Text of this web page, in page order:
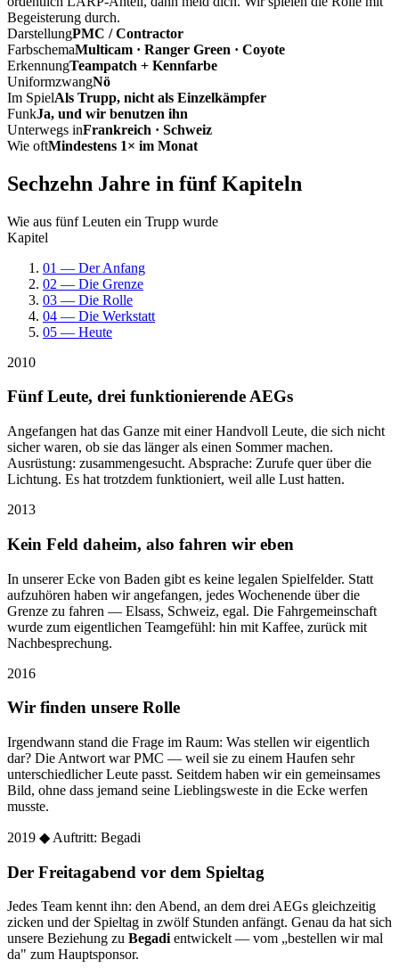
Begeisterung durch.
DarstellungPMC / Contractor
FarbschemaMulticam · Ranger Green · Coyote
ErkennungTeampatch + Kennfarbe
UniformzwangNö
Im SpielAls Trupp, nicht als Einzelkämpfer
FunkJa, und wir benutzen ihn
Unterwegs inFrankreich · Schweiz
Wie oftMindestens 1× im Monat
Sechzehn Jahre in fünf Kapiteln
Wie aus fünf Leuten ein Trupp wurde
Kapitel
01 — Der Anfang
02 — Die Grenze
03 — Die Rolle
04 — Die Werkstatt
05 — Heute
2010
Fünf Leute, drei funktionierende AEGs
Angefangen hat das Ganze mit einer Handvoll Leute, die sich nicht
sicher waren, ob sie das länger als einen Sommer machen.
Ausrüstung: zusammengesucht. Absprache: Zurufe quer über die
Lichtung. Es hat trotzdem funktioniert, weil alle Lust hatten.
2013
Kein Feld daheim, also fahren wir eben
In unserer Ecke von Baden gibt es keine legalen Spielfelder. Statt
aufzuhören haben wir angefangen, jedes Wochenende über die
Grenze zu fahren — Elsass, Schweiz, egal. Die Fahrgemeinschaft
wurde zum eigentlichen Teamgefühl: hin mit Kaffee, zurück mit
Nachbesprechung.
2016
Wir finden unsere Rolle
Irgendwann stand die Frage im Raum: Was stellen wir eigentlich
dar? Die Antwort war PMC — weil sie zu einem Haufen sehr
unterschiedlicher Leute passt. Seitdem haben wir ein gemeinsames
Bild, ohne dass jemand seine Lieblingsweste in die Ecke werfen
musste.
2019 ◆ Auftritt: Begadi
Der Freitagabend vor dem Spieltag
Jedes Team kennt ihn: den Abend, an dem drei AEGs gleichzeitig
zicken und der Spieltag in zwölf Stunden anfängt. Genau da hat sich
unsere Beziehung zu Begadientwickelt — vom „bestellen wir mal
da" zum Hauptsponsor.